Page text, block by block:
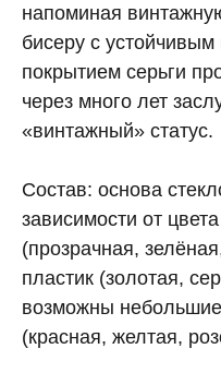
напоминая
бисеру с
покрытием серьги
через много лет
«винтажный» статус.
Состав: основа
зависимости от
(прозрачная,
пластик (золотая,
возможны
(красная, желтая,